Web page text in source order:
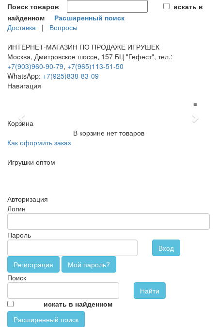
Поиск товаров
искать в
найденном
Расширенный поиск
Доставка | Вопросы
ИНТЕРНЕТ-МАГАЗИН ПО ПРОДАЖЕ ИГРУШЕК
Москва, Дмитровское шоссе, 157 БЦ "Гефест", тел.:
+7(903)960-90-79, +7(965)113-51-50
WhatsApp: +7(925)838-83-09
Навигация
≡
Previous Next
Корзина
В корзине нет товаров
Как оформить заказ
Игрушки оптом
Авторизация
Логин
Пароль
Вход
Регистрация
Мой пароль?
Поиск
искать в найденном
Расширенный поиск